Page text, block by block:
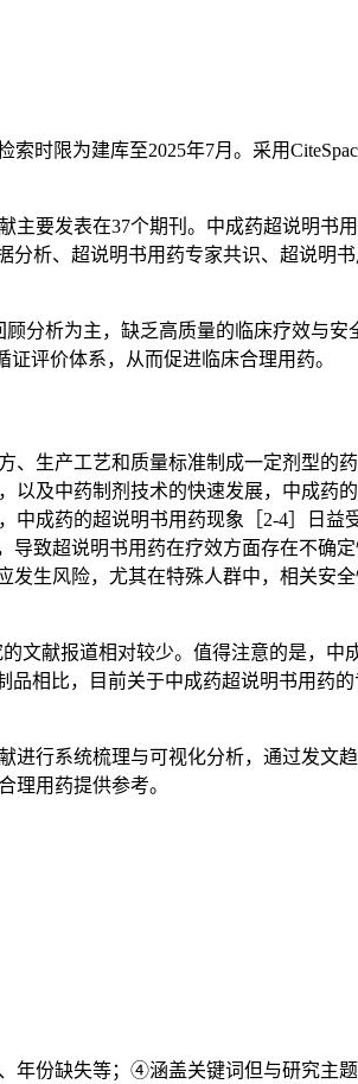
时限为建库至2025年7月。采用
要发表在37个期刊。中成药超说明书
析、超说明书用药专家共识、超说明
分析为主，缺乏高质量的临床疗效与安
评价体系，从而促进临床合理用药。
生产工艺和质量标准制成一定剂型的
及中药制剂技术的快速发展，中成药
成药的超说明书用药现象［2-4］日
致超说明书用药在疗效方面存在不确
生风险，尤其在特殊人群中，相关安
文献报道相对较少。值得注意的是，中
相比，目前关于中成药超说明书用药
进行系统梳理与可视化分析，通过发文
理用药提供参考。
份缺失等；④涵盖关键词但与研究主题